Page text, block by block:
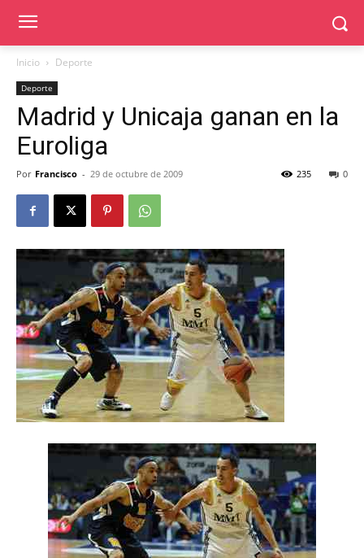
Inicio Deporte
Deporte
Madrid y Unicaja ganan en la
Euroliga
Por Francisco - 29 de octubre de 2009 0
235